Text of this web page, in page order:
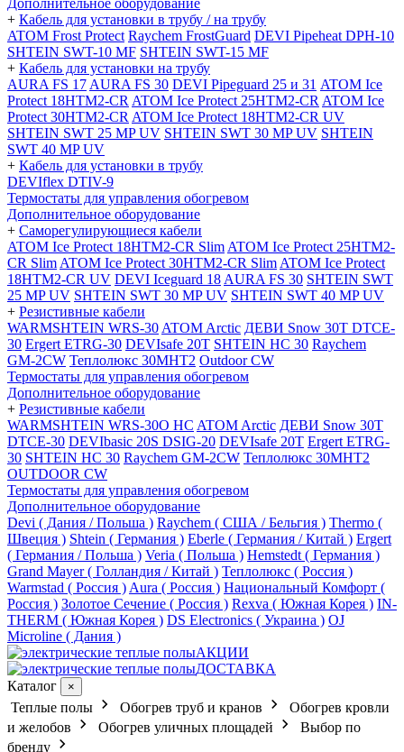
Дополнительное оборудование
+ Кабель для установки в трубу / на трубу
ATOM Frost Protect Raychem FrostGuard DEVI Pipeheat DPH-10
SHTEIN SWT-10 MF SHTEIN SWT-15 MF
+ Кабель для установки на трубу
AURA FS 17 AURA FS 30 DEVI Pipeguard 25 и 31 ATOM Ice
Protect 18HTM2-CR ATOM Ice Protect 25HTM2-CR ATOM Ice
Protect 30HTM2-CR ATOM Ice Protect 18HTM2-CR UV
SHTEIN SWT 25 MP UV SHTEIN SWT 30 MP UV SHTEIN
SWT 40 MP UV
+ Кабель для установки в трубу
DEVIflex DTIV-9
Термостаты для управления обогревом
Дополнительное оборудование
+ Саморегулирующиеся кабели
ATOM Ice Protect 18HTM2-CR Slim ATOM Ice Protect 25HTM2-
CR Slim ATOM Ice Protect 30HTM2-CR Slim ATOM Ice Protect
18HTM2-CR UV DEVI Iceguard 18 AURA FS 30 SHTEIN SWT
25 MP UV SHTEIN SWT 30 MP UV SHTEIN SWT 40 MP UV
+ Резистивные кабели
WARMSHTEIN WRS-30 ATOM Arctic ДЕВИ Snow 30T DTCE-
30 Ergert ETRG-30 DEVIsafe 20T SHTEIN HC 30 Raychem
GM-2CW Теплолюкс 30МНТ2 Outdoor CW
Термостаты для управления обогревом
Дополнительное оборудование
+ Резистивные кабели
WARMSHTEIN WRS-30O HC ATOM Arctic ДЕВИ Snow 30T
DTCE-30 DEVIbasic 20S DSIG-20 DEVIsafe 20T Ergert ETRG-
30 SHTEIN HC 30 Raychem GM-2CW Теплолюкс 30МНТ2
OUTDOOR CW
Термостаты для управления обогревом
Дополнительное оборудование
Devi ( Дания / Польша ) Raychem ( США / Бельгия ) Thermo (
Швеция ) Shtein ( Германия ) Eberle ( Германия / Китай ) Ergert
( Германия / Польша ) Veria ( Польша ) Hemstedt ( Германия )
Grand Mayer ( Голландия / Китай ) Теплолюкс ( Россия )
Warmstad ( Россия ) Aura ( Россия ) Национальный Комфорт (
Россия ) Золотое Сечение ( Россия ) Rexva ( Южная Корея ) IN-
THERM ( Южная Корея ) DS Electronics ( Украина ) OJ
Microline ( Дания )
АКЦИИ
ДОСТАВКА
Каталог
×
Теплые полы Обогрев труб и кранов
Обогрев кровли
и желобов
Обогрев уличных площадей
Выбор по
бренду